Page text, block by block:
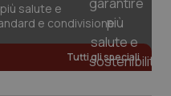
salute e
e condivisione
Tutti gli speciali